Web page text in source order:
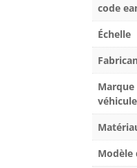
code
Échelle
Marque
véhicule
Modèle